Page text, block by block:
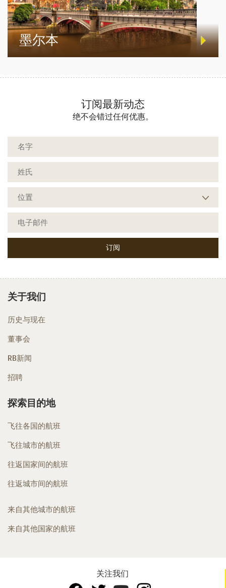
墨尔本
订阅最新动态
绝不会错过任何优惠。
关于我们
历史与现在
董事会
RB新闻
招聘
探索目的地
飞往各国的航班
飞往城市的航班
往返国家间的航班
往返城市间的航班
来自其他城市的航班
来自其他国家的航班
关注我们